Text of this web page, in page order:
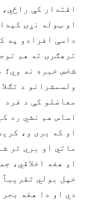
اقتدار کې
او ټوله نړۍ
داسې افرادو په
ترهګرۍ ته هم
شخص خبره نه وي؛
ولسمشرانو د
معاضلو کې د فرد
اساس هم نشي رد
او که بری و،
ماتي او بري تر
او هغه اخلاقي،
خپل بولي
دي او دا هغه